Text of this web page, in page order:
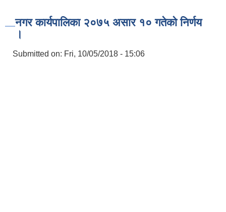
नगर कार्यपालिका २०७५ असार १० गतेकाे निर्णय
।
Submitted on: Fri, 10/05/2018 - 15:06